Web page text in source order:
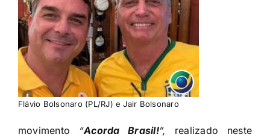
Flávio Bolsonaro (PL/RJ) e Jair Bolsonaro
movimento “Acorda Brasil!”,
realizado neste